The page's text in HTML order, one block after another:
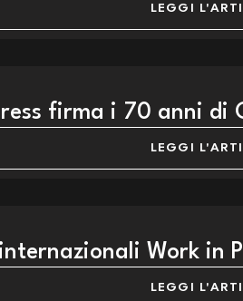
LEGGI
firma i 70 anni di
LEGGI
Work in
LEGGI